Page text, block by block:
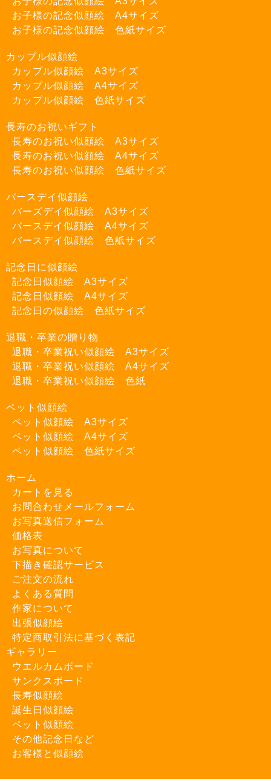
お子様の記念似顔絵 A4サイズ
お子様の記念似顔絵 色紙サイズ
カップル似顔絵
カップル似顔絵 A3サイズ
カップル似顔絵 A4サイズ
カップル似顔絵 色紙サイズ
長寿のお祝いギフト
長寿のお祝い似顔絵 A3サイズ
長寿のお祝い似顔絵 A4サイズ
長寿のお祝い似顔絵 色紙サイズ
バースデイ似顔絵
バーズデイ似顔絵 A3サイズ
バースデイ似顔絵 A4サイズ
バースデイ似顔絵 色紙サイズ
記念日に似顔絵
記念日似顔絵 A3サイズ
記念日似顔絵 A4サイズ
記念日の似顔絵 色紙サイズ
退職・卒業の贈り物
退職・卒業祝い似顔絵 A3サイズ
退職・卒業祝い似顔絵 A4サイズ
退職・卒業祝い似顔絵 色紙
ペット似顔絵
ペット似顔絵 A3サイズ
ペット似顔絵 A4サイズ
ペット似顔絵 色紙サイズ
ホーム
カートを見る
お問合わせメールフォーム
お写真送信フォーム
価格表
お写真について
下描き確認サービス
ご注文の流れ
よくある質問
作家について
出張似顔絵
特定商取引法に基づく表記
ギャラリー
ウエルカムボード
サンクスボード
長寿似顔絵
誕生日似顔絵
ペット似顔絵
その他記念日など
お客様と似顔絵